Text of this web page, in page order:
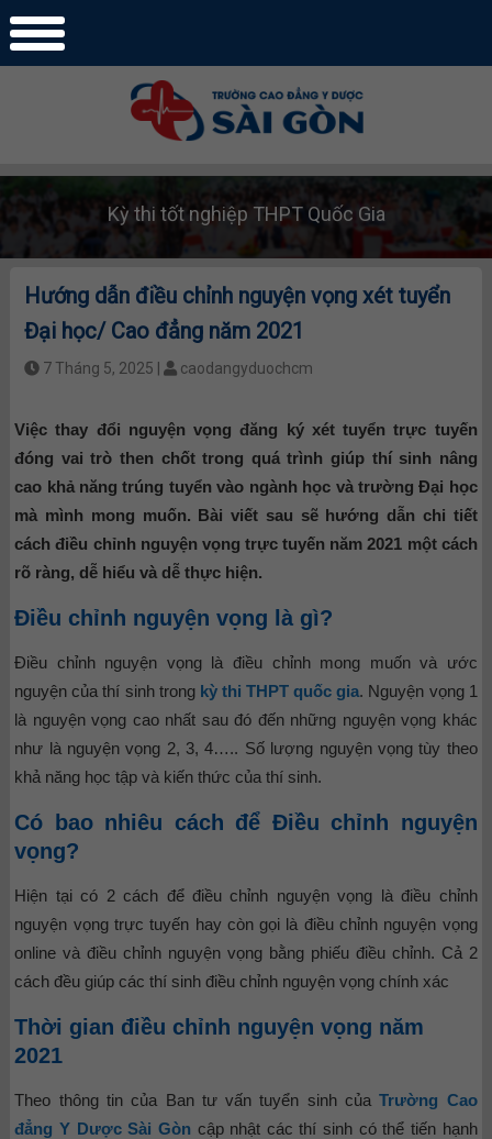
Kỳ thi tốt nghiệp THPT Quốc Gia
Hướng dẫn điều chỉnh nguyện vọng xét tuyển
Đại học/ Cao đẳng năm 2021
7 Tháng 5, 2025 | caodangyduochcm
Việc thay đổi nguyện vọng đăng ký xét tuyển trực tuyến
đóng vai trò then chốt trong quá trình giúp thí sinh nâng
cao khả năng trúng tuyển vào ngành học và trường Đại học
mà mình mong muốn. Bài viết sau sẽ hướng dẫn chi tiết
cách điều chỉnh nguyện vọng trực tuyến năm 2021 một cách
rõ ràng, dễ hiểu và dễ thực hiện.
Điều chỉnh nguyện vọng là gì?
Điều chỉnh nguyện vọng là điều chỉnh mong muốn và ước
nguyện của thí sinh trong kỳ thi THPT quốc gia. Nguyện vọng 1
là nguyện vọng cao nhất sau đó đến những nguyện vọng khác
như là nguyện vọng 2, 3, 4….. Số lượng nguyện vọng tùy theo
khả năng học tập và kiến thức của thí sinh.
Có bao nhiêu cách để Điều chỉnh nguyện
vọng?
Hiện tại có 2 cách để điều chỉnh nguyện vọng là điều chỉnh
nguyện vọng trực tuyến hay còn gọi là điều chỉnh nguyện vọng
online và điều chỉnh nguyện vọng bằng phiếu điều chỉnh. Cả 2
cách đều giúp các thí sinh điều chỉnh nguyện vọng chính xác
Thời gian điều chỉnh nguyện vọng năm
2021
Theo thông tin của Ban tư vấn tuyển sinh củaTrường Cao
đẳng Y Dược Sài Gòn cập nhật các thí sinh có thể tiến hạnh